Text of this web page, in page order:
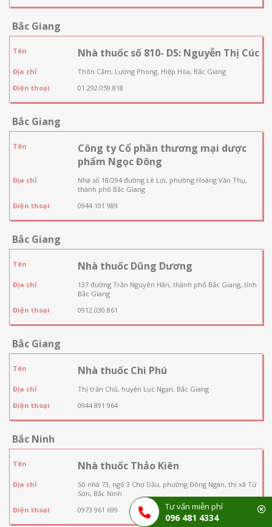
Bắc Giang
Tên Nhà thuốc số 810- DS: Nguyễn Thị Cúc
Địa chỉ
Thôn Cấm, Lương Phong, Hiệp Hòa, Bắc Giang
Điện thoại
01.292.059.818
Bắc Giang
Tên
Công ty Cổ phần thương mại dược
phẩm Ngọc Đông
Địa chỉ
Nhà số 18/294 đường Lê Lợi, phường Hoàng Văn Thụ,
thành phố Bắc Giang
Điện thoại
0944 101 989
Bắc Giang
Tên Nhà thuốc Dũng Dương
Địa chỉ
137 đường Trần Nguyên Hãn, thành phố Bắc Giang, tỉnh
Bắc Giang
Điện thoại
0912.030.861
Bắc Giang
Tên Nhà thuốc Chi Phú
Địa chỉ
Thị trấn Chũ, huyện Lục Ngạn, Bắc Giang
Điện thoại
0944 891 964
Bắc Ninh
Tên Nhà thuốc Thảo Kiên
Địa chỉ
Số nhà 73, ngõ 3 Chợ Dầu, phường Đông Ngàn, thị xã Từ
Sơn, Bắc Ninh
Điện thoại
0973 961 699 Tư vấn miễn phí
096 481 4334